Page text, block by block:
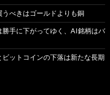
うべきはゴールドよりも銅
勝手に下がってゆく、AI銘柄はバ
ットコインの下落は新たな長期